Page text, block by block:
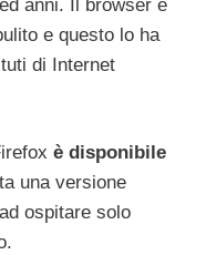
anni. Il browser è
e questo lo ha
di Internet
è disponibile
una versione
ospitare solo